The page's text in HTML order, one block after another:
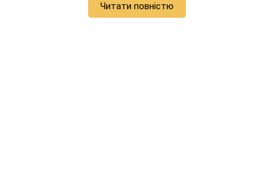
Читати повністю